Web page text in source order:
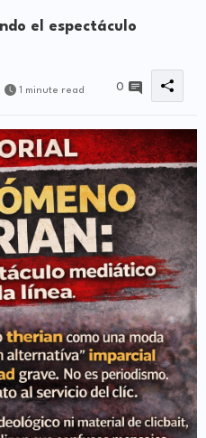
el espectáculo
1 minute read 0